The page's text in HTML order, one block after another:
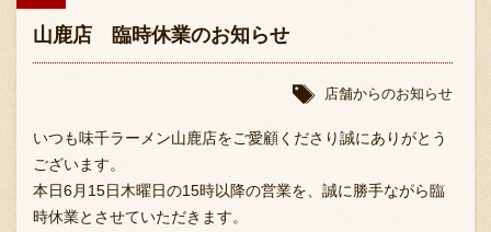
山鹿店 臨時休業のお知らせ
店舗からのお知らせ
いつも味千ラーメン山鹿店をご愛顧くださり誠にありがとう
ございます。
本日6月15日木曜日の15時以降の営業を、誠に勝手ながら臨
時休業とさせていただきます。